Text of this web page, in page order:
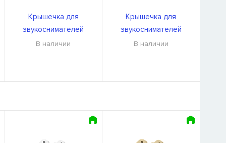
Крышечка для
звукоснимателей
DiMarzio DM2001W U
В наличии
Крышечка для
звукоснимателей
DiMarzio DM2000Cr U
В наличии